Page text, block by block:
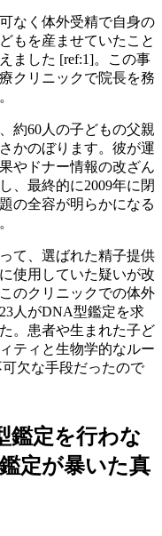
なく体外受精で自身の
もを産ませていたこと
ました [ref:1]。この事
クリニックで院長を務
約60人の子どもの父親
かのぼります。彼が運
やドナー情報の改ざん
、最終的に2009年に閉
の全容が明らかになる
て、選ばれた精子提供
使用していた疑いが改
のクリニックでの体外
人がDNA型鑑定を求
。患者や生まれた子ど
ティと生物学的なルー
欠な手段だったので
鑑定を行わな
定が暴いた真